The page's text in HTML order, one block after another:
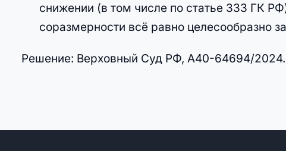
снижении (в том числе по статье 333 ГК
соразмерности всё равно целесообразно
Решение: Верховный Суд РФ, А40-64694/2024.